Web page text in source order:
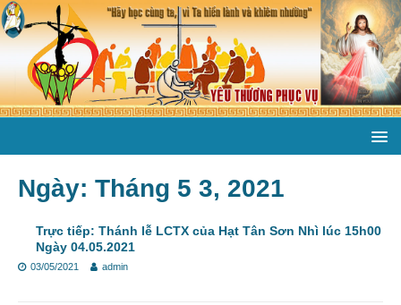
Ngày: Tháng 5 3, 2021
Trực tiếp: Thánh lễ LCTX của Hạt Tân Sơn Nhì lúc 15h00
Ngày 04.05.2021
03/05/2021 admin